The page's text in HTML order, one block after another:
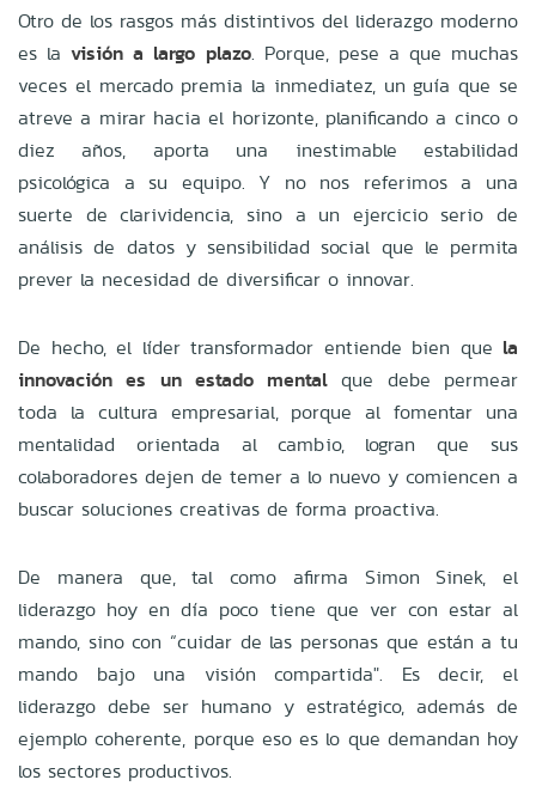
Otro de los rasgos más distintivos del liderazgo moderno
es lavisión a largo plazo. Porque, pese a que muchas
veces el mercado premia la inmediatez, un guía que se
atreve a mirar hacia el horizonte, planificando a cinco o
diez años, aporta una inestimable estabilidad
psicológica a su equipo. Y no nos referimos a una
suerte de clarividencia, sino a un ejercicio serio de
análisis de datos y sensibilidad social que le permita
prever la necesidad de diversificar o innovar.
De hecho, el líder transformador entiende bien que la
innovación es un estado mental que debe permear
toda la cultura empresarial, porque al fomentar una
mentalidad orientada al cambio, logran que sus
colaboradores dejen de temer a lo nuevo y comiencen a
buscar soluciones creativas de forma proactiva.
De manera que, tal como afirma Simon Sinek, el
liderazgo hoy en día poco tiene que ver con estar al
mando, sino con “cuidar de las personas que están a tu
mando bajo una visión compartida". Es decir, el
liderazgo debe ser humano y estratégico, además de
ejemplo coherente, porque eso es lo que demandan hoy
los sectores productivos.